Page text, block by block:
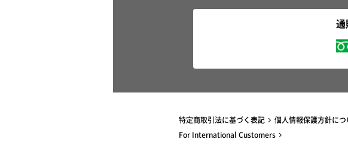
特定商取引法に基づく表記 個人情報保護方針につ
For International Customers